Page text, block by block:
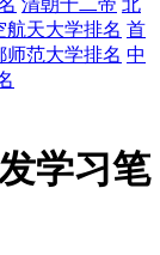
清朝十二帝 北
航天大学排名 首
师范大学排名 中
学习笔